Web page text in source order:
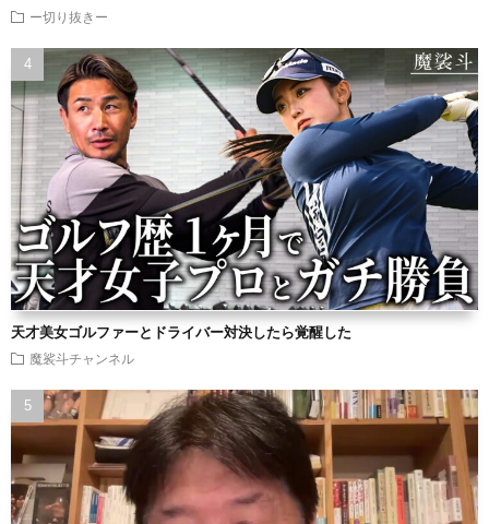
ー切り抜きー
天才美女ゴルファーとドライバー対決したら覚醒した
魔裟斗チャンネル